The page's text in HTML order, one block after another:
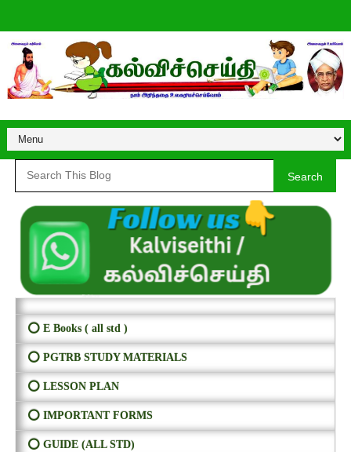
Search
⭕ E Books ( all std )
⭕ PGTRB STUDY MATERIALS
⭕ LESSON PLAN
⭕ IMPORTANT FORMS
⭕ GUIDE (ALL STD)